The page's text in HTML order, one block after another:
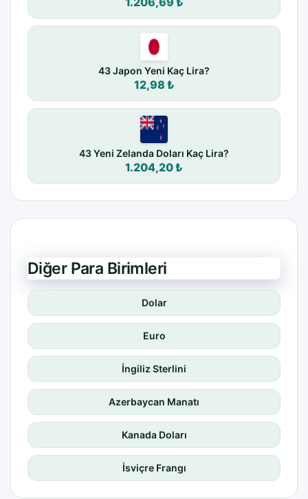
43 Japon Yeni Kaç Lira?
12,98 ₺
43 Yeni Zelanda Doları Kaç Lira?
1.204,20 ₺
Diğer Para Birimleri
Dolar
Euro
İngiliz Sterlini
Azerbaycan Manatı
Kanada Doları
İsviçre Frangı